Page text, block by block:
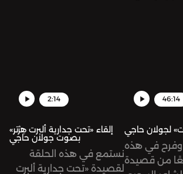
2:14
إلقاء «تحت جدارية ألبرت هِرْتر»
بصوت جولان حاجي
نستمع في هذه الحلقة
لقصيدة «تحت جدارية ألبرت
46:14
لجولان حاجي
وفرح في هذه
من قصيدة